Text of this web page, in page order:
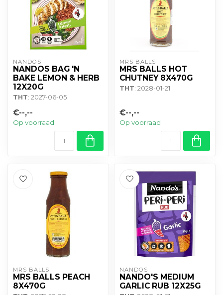
NANDOS
NANDOS BAG 'N
BAKE LEMON & HERB
12X20G
THT: 2027-06-05
€--,--
Op voorraad
MRS BALLS
MRS BALLS HOT
CHUTNEY 8X470G
THT: 2028-01-21
€--,--
Op voorraad
MRS BALLS
MRS BALLS PEACH
8X470G
NANDOS
NANDO'S MEDIUM
GARLIC RUB 12X25G